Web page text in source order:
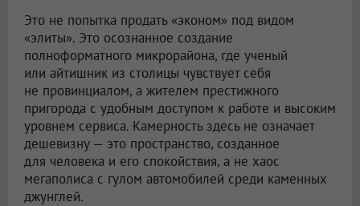
Это не попытка продать «эконом» под видом
«элиты». Это осознанное создание
полноформатного микрорайона, где ученый
или айтишник из столицы чувствует себя
не провинциалом, а жителем престижного
пригорода с удобным доступом к работе и высоким
уровнем сервиса. Камерность здесь не означает
дешевизну — это пространство, созданное
для человека и его спокойствия, а не хаос
мегаполиса с гулом автомобилей среди каменных
джунглей.